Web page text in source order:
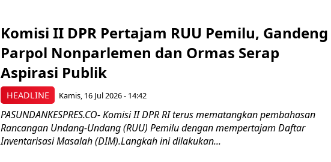
HEADLINE
Komisi II DPR Pertajam RUU Pemilu, Gandeng
Parpol Nonparlemen dan Ormas Serap
Aspirasi Publik
Kamis, 16 Jul 2026 - 14:42
PASUNDANKESPRES.CO- Komisi II DPR RI terus mematangkan pembahasan
Rancangan Undang-Undang (RUU) Pemilu dengan mempertajam Daftar
Inventarisasi Masalah (DIM).Langkah ini dilakukan...